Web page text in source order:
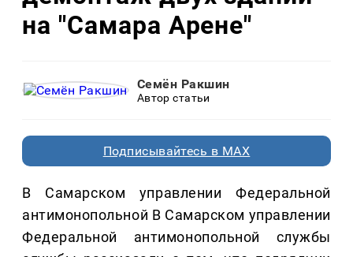
на "Самара Арене"
Семён Ракшин
Автор статьи
Подписывайтесь в MAX
В Самарском управлении Федеральной
антимонопольной В Самарском управлении
Федеральной антимонопольной службы